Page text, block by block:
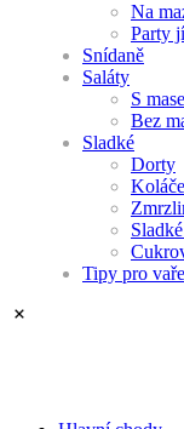
Na
Party
Snídaně
Saláty
S
Bez
Sladké
Dorty
Koláče
Tipy pro